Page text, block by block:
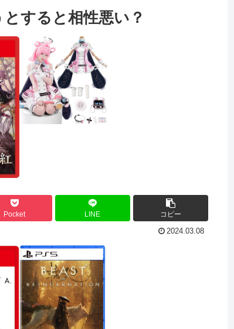
すると相性悪い？
Pocket LINE コピー
2024.03.08